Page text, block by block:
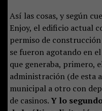
Así las cosas, y según
Enjoy, el edificio actual
permiso de
se fueron agotando en
que generaba, primero,
administración (de esta
municipal a otro con
de casinos.Y lo